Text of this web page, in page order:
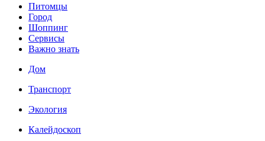
Питомцы
Город
Шоппинг
Сервисы
Важно знать
Дом
Транспорт
Экология
Калейдоскоп